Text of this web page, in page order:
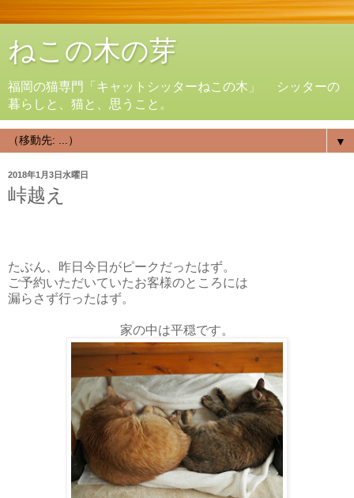
ねこの木の芽
福岡の猫専門「キャットシッターねこの木」 シッターの
暮らしと、猫と、思うこと。
▼
2018年1月3日水曜日
峠越え
たぶん、昨日今日がピークだったはず。
ご予約いただいていたお客様のところには
漏らさず行ったはず。
家の中は平穏です。